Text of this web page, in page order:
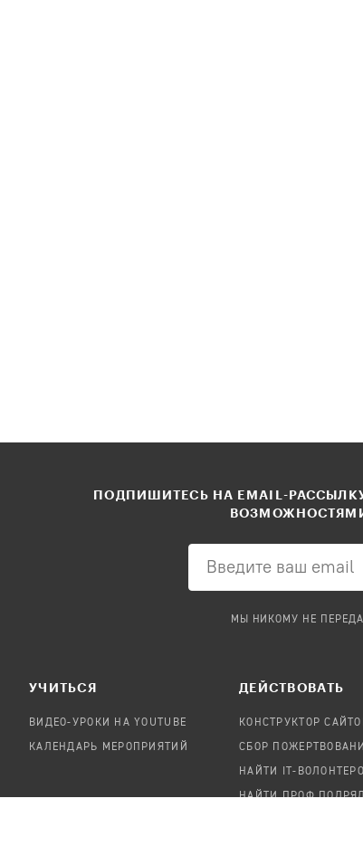
ПОДПИШИТЕСЬ НА EMAIL-
МЫ НИКОМУ НЕ
УЧИТЬСЯ
ВИДЕО-УРОКИ НА YOUTUBE
КАЛЕНДАРЬ МЕРОПРИЯТИЙ
ДЕЙСТВОВАТЬ
КОНСТРУКТОР
СБОР
НАЙТИ IT-
НАЙТИ